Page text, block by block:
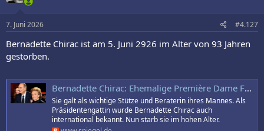
7. Juni 2026 #4.127
Bernadette Chirac ist am 5. Juni 2926 im Alter von 93 Jahren
gestorben.
Bernadette Chirac: Ehemalige Première Dame Frankreichs mit 93 Jahren gestorben
Sie galt als wichtige Stütze und Beraterin ihres Mannes. Als
Präsidentengattin wurde Bernadette Chirac auch
international bekannt. Nun starb sie im hohen Alter.